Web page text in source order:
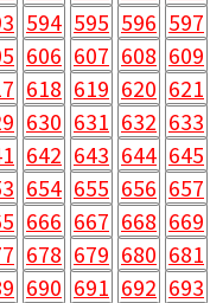
594 595 596 597
606 607 608 609
618 619 620 621
630 631 632 633
642 643 644 645
654 655 656 657
666 667 668 669
678 679 680 681
690 691 692 693